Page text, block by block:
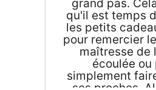
grand pas.
qu'il est temps
les petits
pour remercier
maîtresse de
écoulée ou
simplement